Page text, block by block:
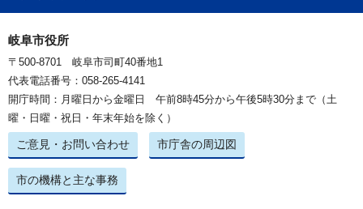
岐阜市役所
〒500-8701 岐阜市司町40番地1
代表電話番号：058-265-4141
開庁時間：月曜日から金曜日 午前8時45分から午後5時30分まで（土
曜・日曜・祝日・年末年始を除く）
ご意見・お問い合わせ 市庁舎の周辺図
市の機構と主な事務